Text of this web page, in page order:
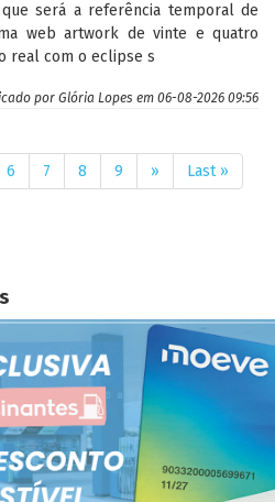
será a referência temporal de
web artwork de vinte e quatro
real com o eclipse s
por Glória Lopes em 06-08-2026 09:56
Página
6 Página
7 Página
8 Página
9
Próxima
página
››
Última
página
Last »